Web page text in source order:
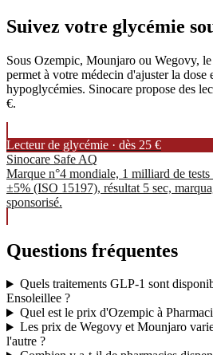
Suivez votre glycémie
Sous Ozempic, Mounjaro ou Wegovy,
permet à votre médecin d'ajuster la dose
hypoglycémies. Sinocare propose des
€.
Lecteur de glycémie · dès 25 €
Sinocare Safe AQ
Marque n°4 mondiale, 1 milliard de
±5% (ISO 15197), résultat 5 sec,
sponsorisé.
Questions fréquentes
Quels traitements GLP-1 sont
Ensoleillee ?
Quel est le prix d'Ozempic à
Les prix de Wegovy et Mounjaro
l'autre ?